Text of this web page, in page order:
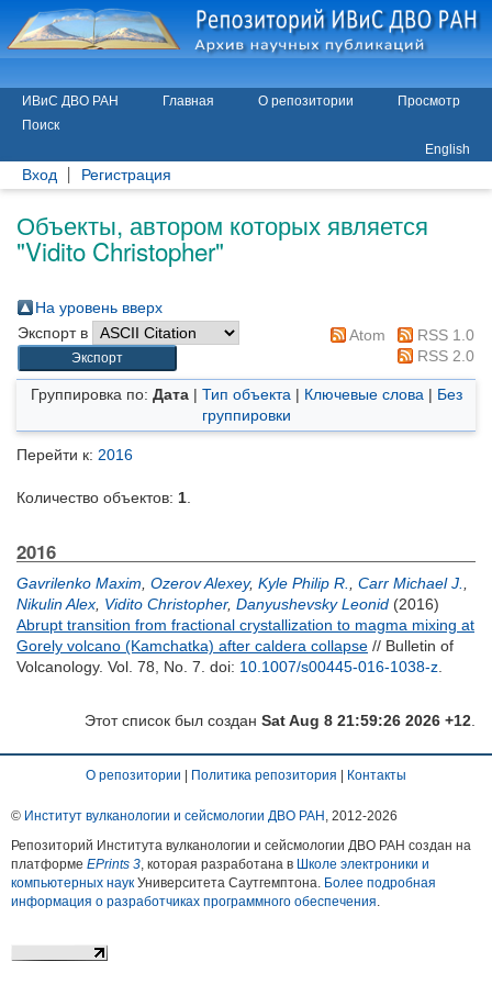
ИВиС ДВО РАН Главная О репозитории
Просмотр
Поиск
English
Вход Регистрация
Объекты, автором которых является
"Vidito Christopher"
На уровень вверх
Экспорт в
Atom
RSS 1.0
RSS 2.0
Группировка по: Дата| Тип объекта | Ключевые слова | Без
группировки
Перейти к: 2016
Количество объектов: 1
2016
Gavrilenko Maxim Ozerov Alexey, Kyle Philip R. Carr Michael J.
Nikulin Alex Vidito Christopher, Danyushevsky Leonid (2016)
Abrupt transition from fractional crystallization to magma mixing at
Gorely volcano (Kamchatka) after caldera collapse // Bulletin of
Volcanology. Vol. 78, No. 7. doi: 10.1007/s00445-016-1038-z
Этот список был создан Sat Aug 8 21:59:26 2026 +12
О репозитории Политика репозитория Контакты
© Институт вулканологии и сейсмологии ДВО РАН , 2012-2026
Репозиторий Института вулканологии и сейсмологии ДВО РАН создан на
платформе EPrints 3, которая разработана в Школе электроники и
компьютерных наук Университета Саутгемптона. Более подробная
информация о разработчиках программного обеспечения.